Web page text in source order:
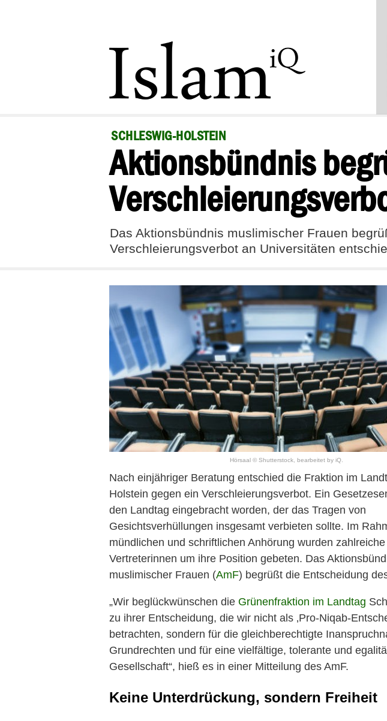
SCHLESWIG-HOLSTEIN
Aktionsbündnis
Das Aktionsbündnis muslimischer Frauen
Verschleierungsverbot an Universitäten
Hörsaal © Shutterstock, bearbeitet by iQ.
Nach einjähriger Beratung entschied die Fraktion im
Holstein gegen ein Verschleierungsverbot. Ein
den Landtag eingebracht worden, der das Tragen von
Gesichtsverhüllungen insgesamt verbieten sollte. Im
mündlichen und schriftlichen Anhörung wurden
Vertreterinnen um ihre Position gebeten. Das
muslimischer Frauen (AmF) begrüßt die Entscheidung
„Wir beglückwünschen die Grünenfraktion im Landtag
zu ihrer Entscheidung, die wir nicht als ‚Pro-Niqab-
betrachten, sondern für die gleichberechtigte
Grundrechten und für eine vielfältige, tolerante und
Gesellschaft“, hieß es in einer Mitteilung des AmF.
Keine Unterdrückung, sondern Freiheit